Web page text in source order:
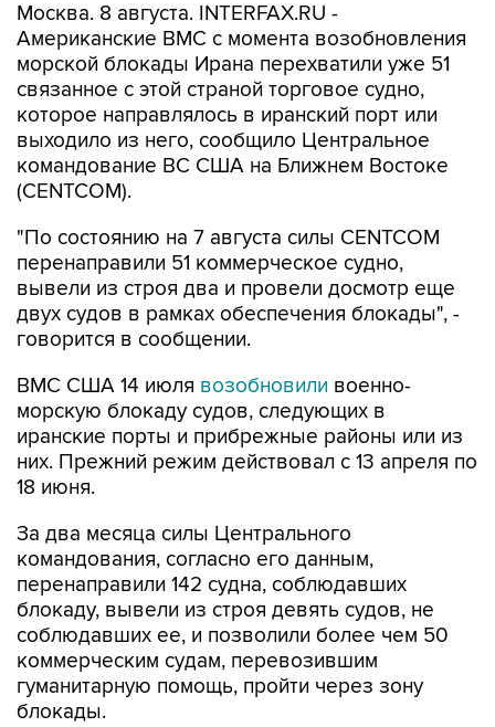
Москва. 8 августа. INTERFAX.RU -
Американские ВМС с момента возобновления
морской блокады Ирана перехватили уже 51
связанное с этой страной торговое судно,
которое направлялось в иранский порт или
выходило из него, сообщило Центральное
командование ВС США на Ближнем Востоке
(CENTCOM).
"По состоянию на 7 августа силы CENTCOM
перенаправили 51 коммерческое судно,
вывели из строя два и провели досмотр еще
двух судов в рамках обеспечения блокады", -
говорится в сообщении.
ВМС США 14 июля возобновили военно-
морскую блокаду судов, следующих в
иранские порты и прибрежные районы или из
них. Прежний режим действовал с 13 апреля по
18 июня.
За два месяца силы Центрального
командования, согласно его данным,
перенаправили 142 судна, соблюдавших
блокаду, вывели из строя девять судов, не
соблюдавших ее, и позволили более чем 50
коммерческим судам, перевозившим
гуманитарную помощь, пройти через зону
блокады.